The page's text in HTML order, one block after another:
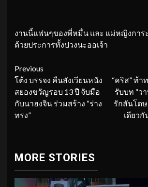
งานนี้แฟนๆของพี่หมื่น และ แม่หญิงการ
ด้วยประการทั้งปวงนะออเจ้า
Continue
Reading
Previous
โต้ง บรรจง คืนสังเวียนหนัง
สยองขวัญรอบ 13 ปี จับมือ
กับนาฮงจิน ร่วมสร้าง “ร่าง
ทรง”
“คริส” ท้า
รับบท “ว
รักสันโด
เดียว
MORE STORIES